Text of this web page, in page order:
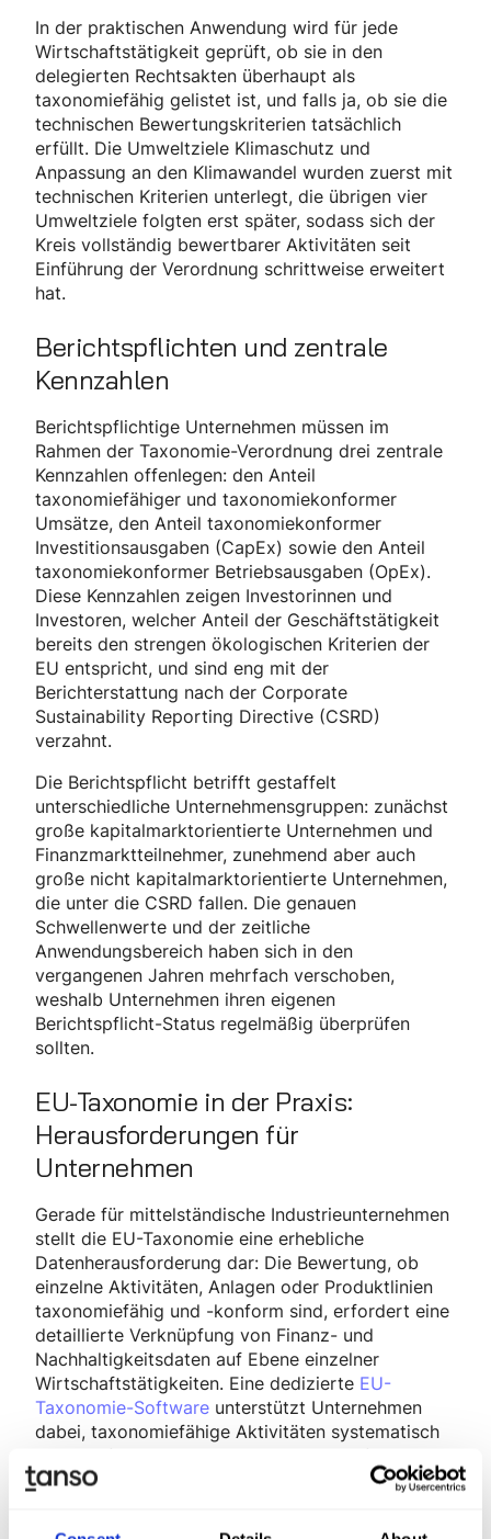
In der praktischen Anwendung wird für jede
Wirtschaftstätigkeit geprüft, ob sie in den
delegierten Rechtsakten überhaupt als
taxonomiefähig gelistet ist, und falls ja, ob sie die
technischen Bewertungskriterien tatsächlich
erfüllt. Die Umweltziele Klimaschutz und
Anpassung an den Klimawandel wurden zuerst mit
technischen Kriterien unterlegt, die übrigen vier
Umweltziele folgten erst später, sodass sich der
Kreis vollständig bewertbarer Aktivitäten seit
Einführung der Verordnung schrittweise erweitert
hat.
Berichtspflichten und zentrale
Kennzahlen
Berichtspflichtige Unternehmen müssen im
Rahmen der Taxonomie-Verordnung drei zentrale
Kennzahlen offenlegen: den Anteil
taxonomiefähiger und taxonomiekonformer
Umsätze, den Anteil taxonomiekonformer
Investitionsausgaben (CapEx) sowie den Anteil
taxonomiekonformer Betriebsausgaben (OpEx).
Diese Kennzahlen zeigen Investorinnen und
Investoren, welcher Anteil der Geschäftstätigkeit
bereits den strengen ökologischen Kriterien der
EU entspricht, und sind eng mit der
Berichterstattung nach der Corporate
Sustainability Reporting Directive (CSRD)
verzahnt.
Die Berichtspflicht betrifft gestaffelt
unterschiedliche Unternehmensgruppen: zunächst
große kapitalmarktorientierte Unternehmen und
Finanzmarktteilnehmer, zunehmend aber auch
große nicht kapitalmarktorientierte Unternehmen,
die unter die CSRD fallen. Die genauen
Schwellenwerte und der zeitliche
Anwendungsbereich haben sich in den
vergangenen Jahren mehrfach verschoben,
weshalb Unternehmen ihren eigenen
Berichtspflicht-Status regelmäßig überprüfen
sollten.
EU-Taxonomie in der Praxis:
Herausforderungen für
Unternehmen
Gerade für mittelständische Industrieunternehmen
stellt die EU-Taxonomie eine erhebliche
Datenherausforderung dar: Die Bewertung, ob
einzelne Aktivitäten, Anlagen oder Produktlinien
taxonomiefähig und -konform sind, erfordert eine
detaillierte Verknüpfung von Finanz- und
Nachhaltigkeitsdaten auf Ebene einzelner
Wirtschaftstätigkeiten. Eine dedizierte EU-
Taxonomie-Software unterstützt Unternehmen
dabei, taxonomiefähige Aktivitäten systematisch
erforderlichen Kennzahlen automatisiert zu